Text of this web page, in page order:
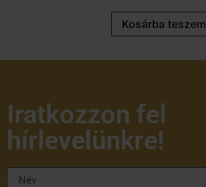
Kosárba teszem
Iratkozzon fel
hírlevelünkre!